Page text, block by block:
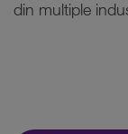
din multiple